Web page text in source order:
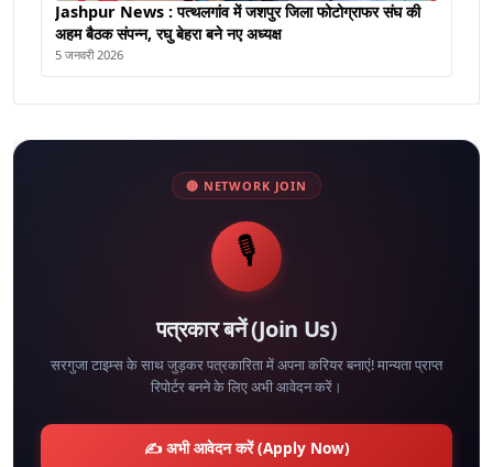
Jashpur News : पत्थलगांव में जशपुर जिला फोटोग्राफर संघ की
अहम बैठक संपन्न, रघु बेहरा बने नए अध्यक्ष
5 जनवरी 2026
🔴 NETWORK JOIN
🎙️
पत्रकार बनें (Join Us)
सरगुजा टाइम्स के साथ जुड़कर पत्रकारिता में अपना करियर बनाएं! मान्यता प्राप्त
रिपोर्टर बनने के लिए अभी आवेदन करें।
✍️ अभी आवेदन करें (Apply Now)